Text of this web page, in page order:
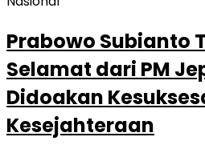
Prabowo Subianto
Selamat dari PM
Didoakan
Kesejahteraan